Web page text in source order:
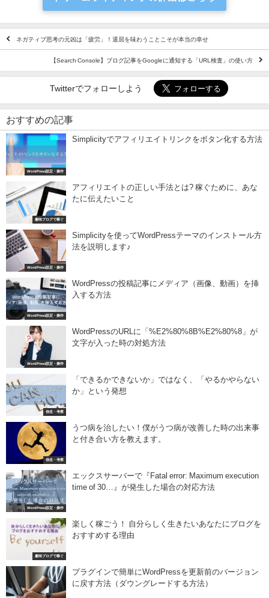
ネガティブ思考の元凶は「疲労」！退屈を味わうことこそが本当の幸せ
【Search Console】ブログ記事をGoogleに通知する「URL検査」の使い方
Twitterでフォローしよう
おすすめの記事
WordPress設定・操作
Simplicityでアフィリエイトリンクをボタン化する方法
趣味ブログで稼ぐ
アフィリエイトの正しい手法とは? 稼ぐために、あな
たに伝えたいこと
WordPress設定・操作
Simplicityを使ってWordPressテーマのインストール方
法を説明します♪
WordPress設定・操作
WordPressの投稿記事にメディア（画像、動画）を挿
入する方法
WordPress設定・操作
WordPressのURLに「%E2%80%8B%E2%80%8」が
文字が入った時の対処方法
信念・考察
「できるかできないか」ではなく、「やるかやらない
か」という発想
信念・考察
うつ病を治したい！僕がうつ病が改善した時の出来事
と付き合い方を教えます。
WordPress設定・操作
エックスサーバーで『Fatal error: Maximum execution
time of 30…』が発生した場合の対応方法
趣味ブログで稼ぐ
楽しく稼ごう！ 自分らしく生きたいあなたにブログを
おすすめする理由
プラグインで簡単にWordPressを更新前のバージョン
に戻す方法（ダウングレードする方法）